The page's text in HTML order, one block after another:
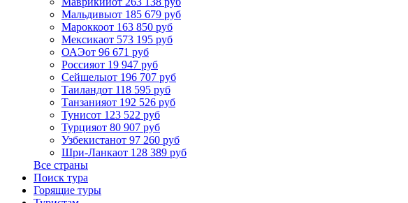
Мальдивыот 185 679 руб
Мароккоот 163 850 руб
Мексикаот 573 195 руб
ОАЭот 96 671 руб
Россияот 19 947 руб
Сейшелыот 196 707 руб
Таиландот 118 595 руб
Танзанияот 192 526 руб
Тунисот 123 522 руб
Турцияот 80 907 руб
Узбекистанот 97 260 руб
Шри-Ланкаот 128 389 руб
Все страны
Поиск тура
Горящие туры